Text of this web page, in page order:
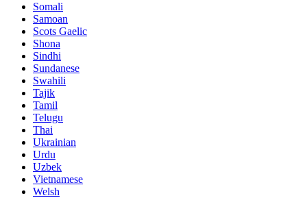
Somali
Samoan
Scots Gaelic
Shona
Sindhi
Sundanese
Swahili
Tajik
Tamil
Telugu
Thai
Ukrainian
Urdu
Uzbek
Vietnamese
Welsh